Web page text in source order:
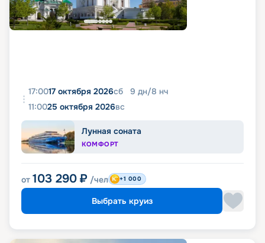
17:0017 октября 2026сб 9 дн/8 нч
11:0025 октября 2026вс
Лунная соната
КОМФОРТ
от 103 290 ₽ /чел +1 000
Выбрать круиз